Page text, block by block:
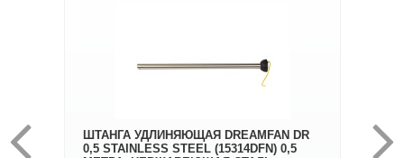
ШТАНГА УДЛИНЯЮЩАЯ DREAMFAN DR
0,5 STAINLESS STEEL (15314DFN) 0,5